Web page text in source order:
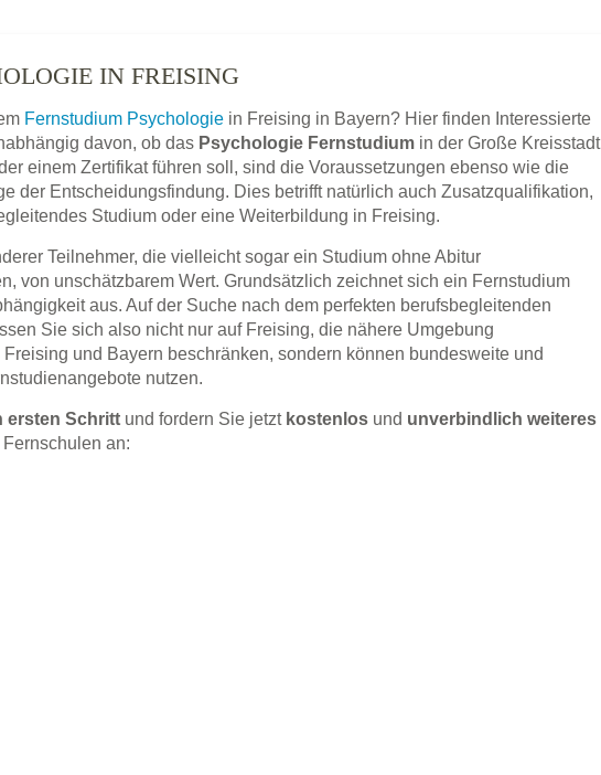
IN FREISING
Fernstudium Psychologie in Freising in Bayern? Hier finden Interessierte
davon, ob das Psychologie Fernstudium in der Große Kreisstadt
einem Zertifikat führen soll, sind die Voraussetzungen ebenso wie die
der Entscheidungsfindung. Dies betrifft natürlich auch Zusatzqualifikation,
Studium oder eine Weiterbildung in Freising.
Teilnehmer, die vielleicht sogar ein Studium ohne Abitur
von unschätzbarem Wert. Grundsätzlich zeichnet sich ein Fernstudium
aus. Auf der Suche nach dem perfekten berufsbegleitenden
Sie sich also nicht nur auf Freising, die nähere Umgebung
und Bayern beschränken, sondern können bundesweite und
nutzen.
ersten Schritt und fordern Sie jetzt kostenlos und unverbindlich weiteres
an: